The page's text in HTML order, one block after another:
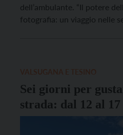
dell’ambulante. “Il potere
fotografia: un viaggio nelle
Sei giorni per
strada: dal 12 al
il PerVia Circus